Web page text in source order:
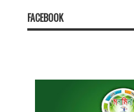
FACEBOOK